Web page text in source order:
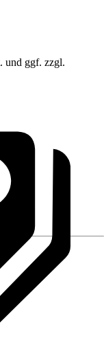
und ggf. zzgl.